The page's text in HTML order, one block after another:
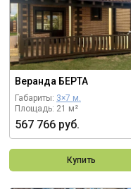
Веранда БЕРТА
Габариты: 3×7 м.
Площадь: 21 м²
567 766 руб.
Купить